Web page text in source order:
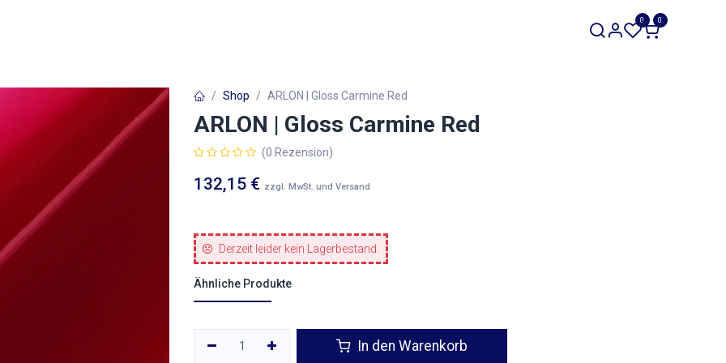
0 0
Shop ARLON | Gloss Carmine Red
ARLON | Gloss Carmine Red
(0 Rezension)
132,15 € zzgl. MwSt. und Versand
Derzeit leider kein Lagerbestand.
Ähnliche Produkte
In den Warenkorb